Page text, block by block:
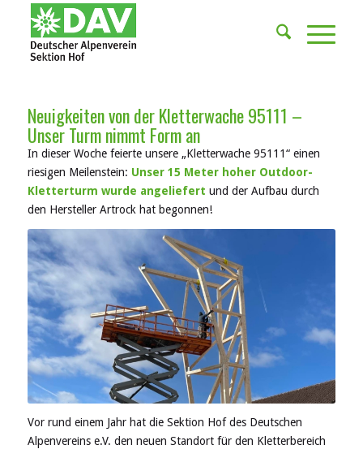
Neuigkeiten von der Kletterwache 95111 –
Unser Turm nimmt Form an
In dieser Woche feierte unsere „Kletterwache 95111“ einen
riesigen Meilenstein: Unser 15 Meter hoher Outdoor-
Kletterturm wurde angeliefert und der Aufbau durch
den Hersteller Artrock hat begonnen!
Vor rund einem Jahr hat die Sektion Hof des Deutschen
Alpenvereins e.V. den neuen Standort für den Kletterbereich